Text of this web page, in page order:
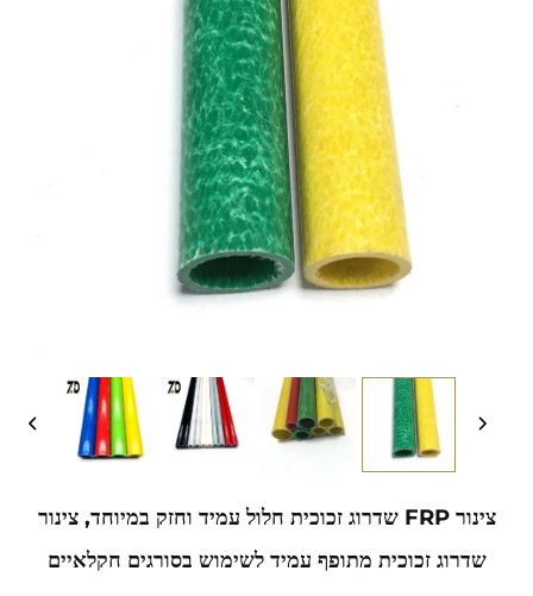
צינור FRP שדרוג זכוכית חלול עמיד וחזק במיוחד, צינור
שדרוג זכוכית מתופף עמיד לשימוש בסורגים חקלאיים